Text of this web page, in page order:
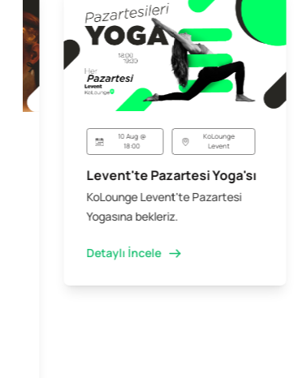
10 Aug @
18:00
KoLounge
Levent
Levent'te Pazartesi Yoga'sı
KoLounge Levent'te Pazartesi
Yogasına bekleriz.
Detaylı İncele